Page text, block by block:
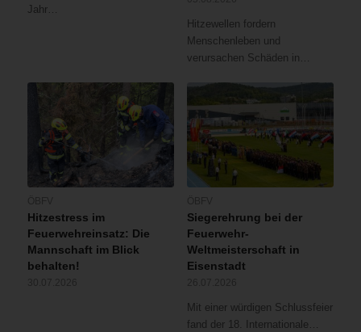
Jahr…
Hitzewellen fordern
Menschenleben und
verursachen Schäden in…
Hitzestress im
Feuerwehreinsatz: Die
Mannschaft im Blick
behalten!
Siegerehrung bei der
Feuerwehr-
Weltmeisterschaft in
Eisenstadt
Mit einer würdigen Schlussfeier
fand der 18. Internationale…